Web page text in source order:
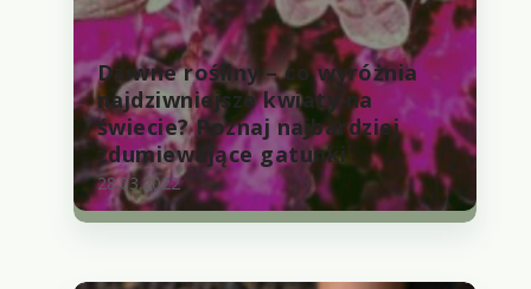
Dziwne rośliny – co wyróżnia
najdziwniejsze kwiaty na
świecie? Poznaj najbardziej
zdumiewające gatunki
28.03.2022